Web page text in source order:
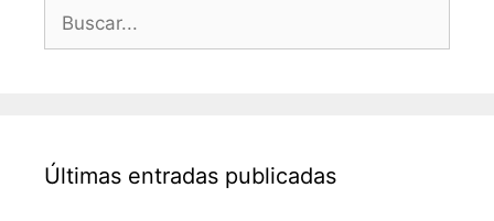
Últimas entradas publicadas